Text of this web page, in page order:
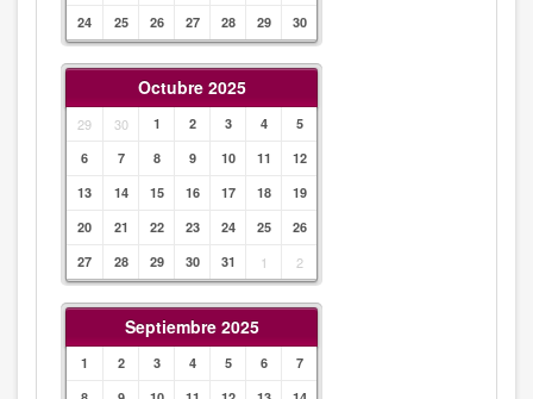
24
25 26 27 28 29 30
Octubre 2025
29 30 1 2 3 4
5
6
7 8 9 10 11
12
13
14 15 16 17 18
19
20
21 22 23 24 25
26
27
28 29 30 31 1 2
Septiembre 2025
1 2 3 4 5 6
7